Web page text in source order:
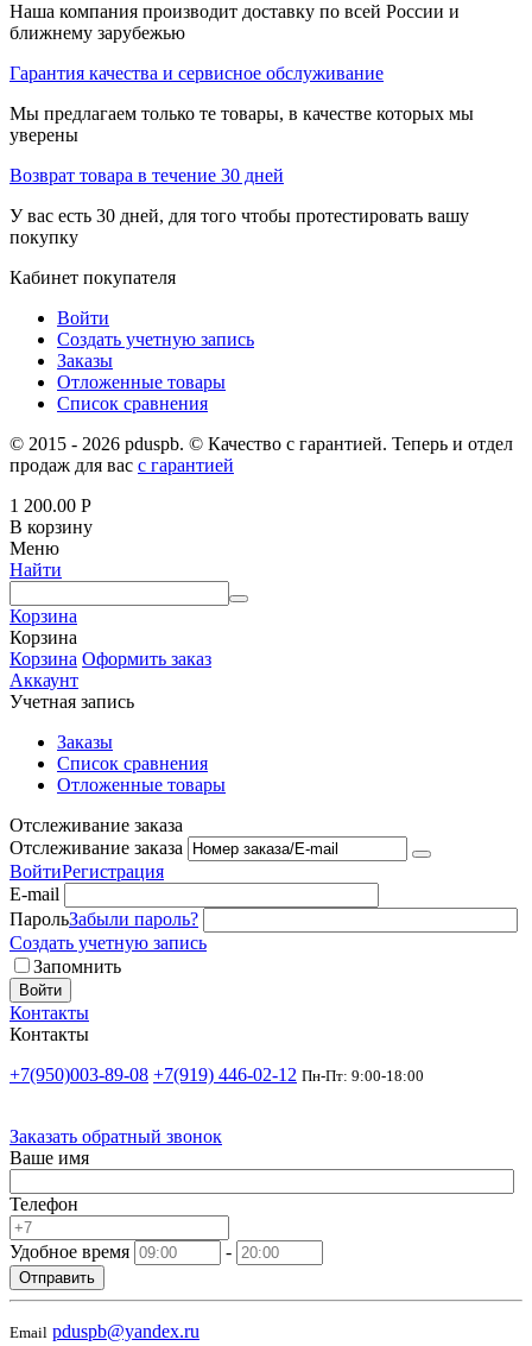
Наша компания производит доставку по всей России и
ближнему зарубежью
Гарантия качества и сервисное обслуживание
Мы предлагаем только те товары, в качестве которых мы
уверены
Возврат товара в течение 30 дней
У вас есть 30 дней, для того чтобы протестировать вашу
покупку
Кабинет покупателя
Войти
Создать учетную запись
Заказы
Отложенные товары
Список сравнения
© 2015 - 2026 pduspb. © Качество с гарантией. Теперь и отдел
продаж для вас с гарантией
1 200.00 Р
В корзину
Меню
Найти
Корзина
Корзина
Корзина Оформить заказ
Аккаунт
Учетная запись
Заказы
Список сравнения
Отложенные товары
Отслеживание заказа
Отслеживание заказа
ВойтиРегистрация
E-mail
ПарольЗабыли пароль?
Создать учетную запись
Запомнить
Войти
Контакты
Контакты
+7(950)003-89-08 +7(919) 446-02-12 Пн-Пт: 9:00-18:00
Заказать обратный звонок
Ваше имя
Телефон
Удобное время -
Отправить
Email pduspb@yandex.ru